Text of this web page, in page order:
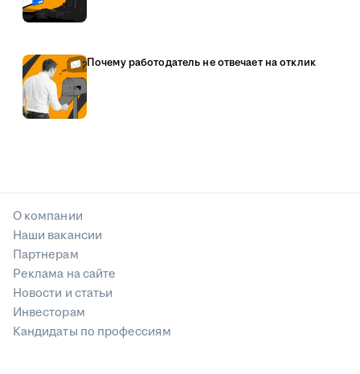
Почему работодатель не отвечает на отклик
О компании
Наши вакансии
Партнерам
Реклама на сайте
Новости и статьи
Инвесторам
Кандидаты по профессиям